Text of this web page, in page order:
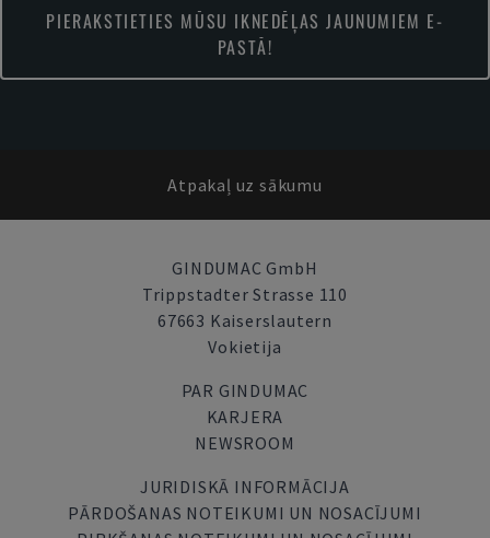
PIERAKSTIETIES MŪSU IKNEDĒĻAS JAUNUMIEM E-
PASTĀ!
Atpakaļ uz sākumu
GINDUMAC GmbH
Trippstadter Strasse 110
67663 Kaiserslautern
Vokietija
PAR GINDUMAC
KARJERA
NEWSROOM
JURIDISKĀ INFORMĀCIJA
PĀRDOŠANAS NOTEIKUMI UN NOSACĪJUMI